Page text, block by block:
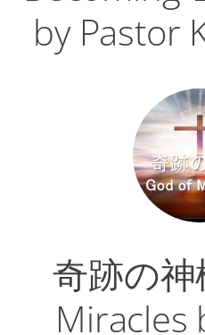
by Pastor
奇跡の
Miracles